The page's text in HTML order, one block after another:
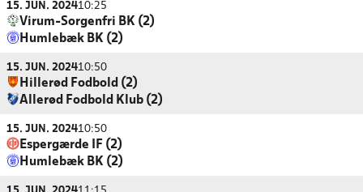
15. JUN. 202410:25
Virum-Sorgenfri BK (2)
Humlebæk BK (2)
15. JUN. 202410:50
Hillerød Fodbold (2)
Allerød Fodbold Klub (2)
15. JUN. 202410:50
Espergærde IF (2)
Humlebæk BK (2)